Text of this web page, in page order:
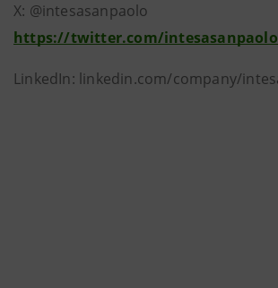
X: @intesasanpaolo
https://twitter.com/intesasanpaolo
LinkedIn: linkedin.com/company/